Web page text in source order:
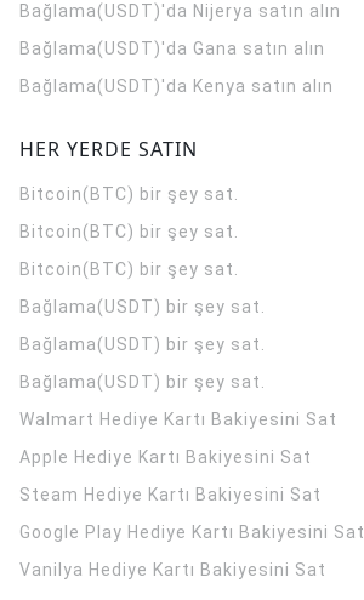
Bağlama(USDT)'da Nijerya satın alın
Bağlama(USDT)'da Gana satın alın
Bağlama(USDT)'da Kenya satın alın
HER YERDE SATIN
Bitcoin(BTC) bir şey sat.
Bitcoin(BTC) bir şey sat.
Bitcoin(BTC) bir şey sat.
Bağlama(USDT) bir şey sat.
Bağlama(USDT) bir şey sat.
Bağlama(USDT) bir şey sat.
Walmart Hediye Kartı Bakiyesini Sat
Apple Hediye Kartı Bakiyesini Sat
Steam Hediye Kartı Bakiyesini Sat
Google Play Hediye Kartı Bakiyesini Sat
Vanilya Hediye Kartı Bakiyesini Sat